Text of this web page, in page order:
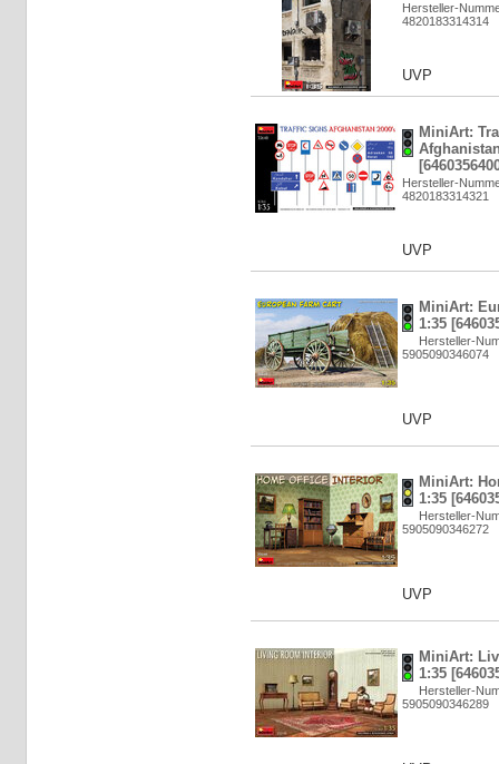
Hersteller-
4820183314314
UVP
MiniArt:
Hersteller-
4820183314321
UVP
MiniArt:
1:35
Hersteller-
5905090346074
UVP
MiniArt:
1:35
Hersteller-
5905090346272
UVP
MiniArt:
1:35
Hersteller-
5905090346289